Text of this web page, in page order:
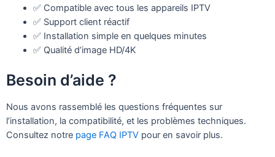
✅ Compatible avec tous les appareils IPTV
✅ Support client réactif
✅ Installation simple en quelques minutes
✅ Qualité d’image HD/4K
Besoin d’aide ?
Nous avons rassemblé les questions fréquentes sur
l’installation, la compatibilité, et les problèmes techniques.
Consultez notre page FAQ IPTV pour en savoir plus.